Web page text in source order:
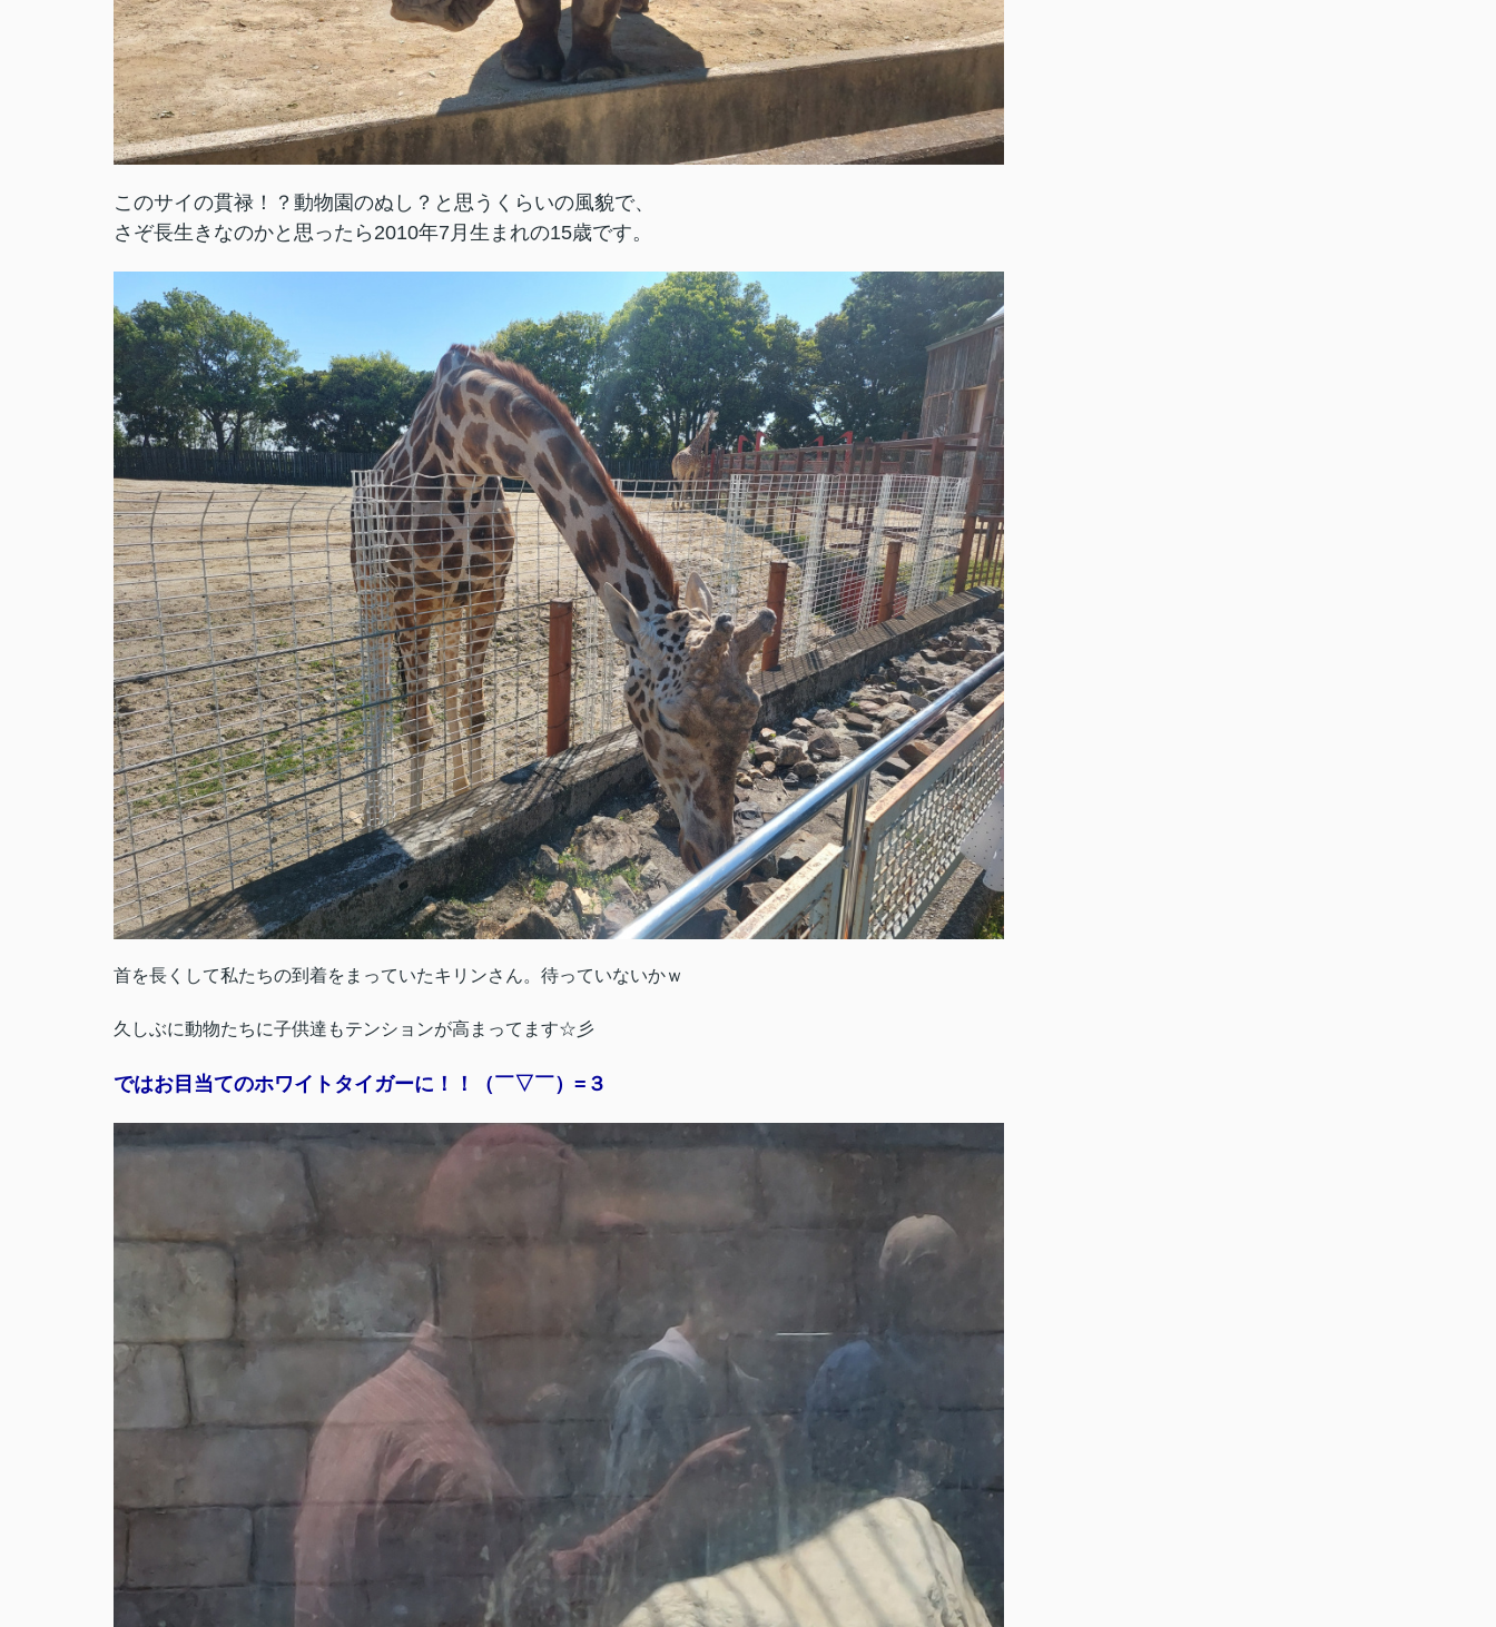
このサイの貫禄！？動物園のぬし？と思うくらいの風貌で、
さぞ長生きなのかと思ったら2010年7月生まれの15歳です。
首を長くして私たちの到着をまっていたキリンさん。待っていないかｗ
久しぶに動物たちに子供達もテンションが高まってます☆彡
ではお目当てのホワイトタイガーに！！（￣▽￣）=３